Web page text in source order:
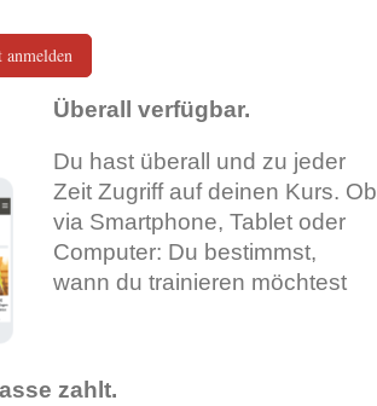
anmelden
Überall verfügbar.
Du hast überall und zu jeder
Zeit Zugriff auf deinen Kurs. Ob
via Smartphone, Tablet oder
Computer: Du bestimmst,
wann du trainieren möchtest
zahlt.